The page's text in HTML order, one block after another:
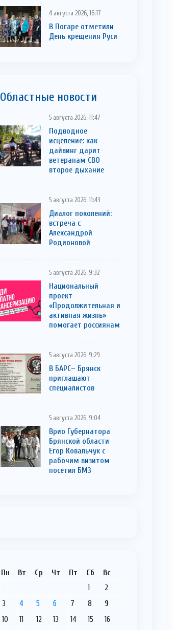
4 августа 2026, 16:17
В Погаре отметили
День крещения Руси
Областные новости
5 августа 2026, 11:47
Подводное
исцеление: как
дайвинг дарит
ветеранам СВО
второе дыхание
5 августа 2026, 11:43
Диалог поколений:
встреча с
Александрой
Родионовой
5 августа 2026, 9:32
Национальный
проект
«Продолжительная и
активная жизнь»
помогает россиянам
5 августа 2026, 9:29
В БАРС– Брянcк
приглaшают
cпециaлистoв
5 августа 2026, 9:04
Врио Губернатора
Брянской области
Егор Ковальчук с
рабочим визитом
посетил БМЗ
Пн Вт Ср Чт Пт Сб Вс
1
2
3
4 5 6 7 8
9
10
11 12 13 14 15
16